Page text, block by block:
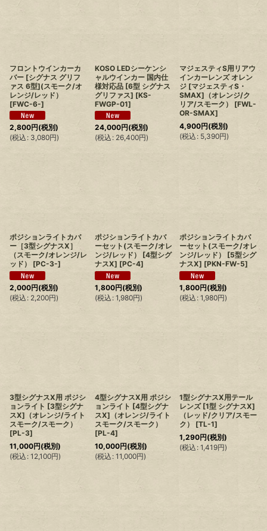
フロントウインカーカ
バー [シグナス グリフ
ァス 6型](スモーク/オ
レンジ/レッド）
[FWC-6-]
2,800円(税別)
(税込 : 3,080円)
KOSO LEDシーケンシ
ャルウインカー 国内仕
様対応品 [6型 シグナス
グリファス] [KS-
FWGP-01]
24,000円(税別)
(税込 : 26,400円)
マジェスティS用リアウ
インカーレンズ オレン
ジ [マジェスティS・
SMAX]（オレンジ/ク
リア/スモーク）
[FWL-
OR-SMAX]
4,900円(税別)
(税込 : 5,390円)
ポジションライトカバ
ー［3型シグナスX］
（スモーク/オレンジ/レ
ッド）
[PC-3-]
2,000円(税別)
(税込 : 2,200円)
ポジションライトカバ
ーセット(スモーク/オレ
ンジ/レッド） [4型シグ
ナスX] [PC-4]
1,800円(税別)
(税込 : 1,980円)
ポジションライトカバ
ーセット(スモーク/オレ
ンジ/レッド） [5型シグ
ナスX] [PKN-FW-5]
1,800円(税別)
(税込 : 1,980円)
3型シグナスX用 ポジシ
ョンライト [3型シグナ
スX]（オレンジ/ライト
スモーク/スモーク）
[PL-3]
11,000円(税別)
(税込 : 12,100円)
4型シグナスX用 ポジシ
ョンライト [4型シグナ
スX]（オレンジ/ライト
スモーク/スモーク）
[PL-4]
10,000円(税別)
(税込 : 11,000円)
1型シグナスX用テール
レンズ [1型 シグナスX]
（レッド/クリア/スモー
ク）
[TL-1]
1,290円(税別)
(税込 : 1,419円)